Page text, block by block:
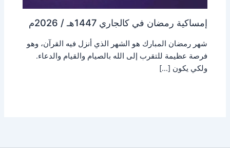
إمساكية رمضان في كالجاري 1447هـ / 2026م
شهر رمضان المبارك هو الشهر الذي أنزل فيه القرآن، وهو
فرصة عظيمة للتقرب إلى الله بالصيام والقيام والدعاء.
ولكي يكون […]